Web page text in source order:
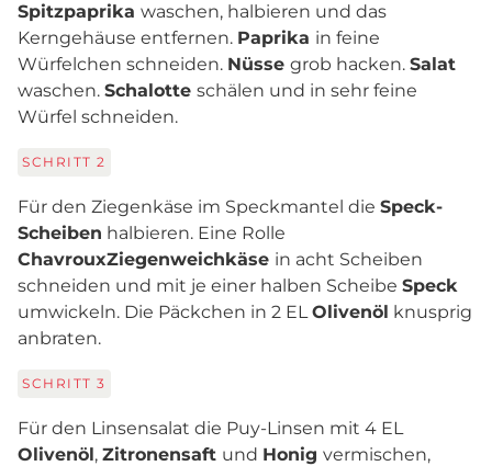
Spitzpaprika waschen, halbieren und das
Kerngehäuse entfernen. Paprika in feine
Würfelchen schneiden. Nüsse grob hacken. Salat
waschen. Schalotte schälen und in sehr feine
Würfel schneiden.
SCHRITT 2
Für den Ziegenkäse im Speckmantel die Speck-
Scheiben halbieren. Eine Rolle
ChavrouxZiegenweichkäse in acht Scheiben
schneiden und mit je einer halben Scheibe Speck
umwickeln. Die Päckchen in 2 ELOlivenöl knusprig
anbraten.
SCHRITT 3
Für den Linsensalat die Puy-Linsen mit 4 EL
Olivenöl, Zitronensaft und Honig vermischen,